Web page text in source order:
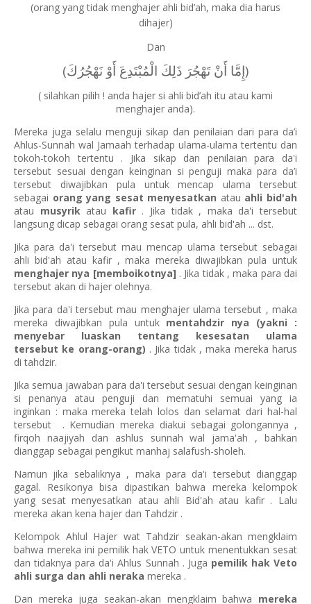
(orang yang tidak menghajer ahli bid’ah, maka dia harus
dihajer)
Dan
(إِمَّا أَنْ تَهْجُرَ ذَلِكَ الْمُبْتَدِعَ أَوْ نَهْجُرُكَ)
( silahkan pilih ! anda hajer si ahli bid’ah itu atau kami
menghajer anda).
Mereka juga selalu menguji sikap dan penilaian dari para da’i
Ahlus-Sunnah wal Jamaah terhadap ulama-ulama tertentu dan
tokoh-tokoh tertentu . Jika sikap dan penilaian para da'i
tersebut sesuai dengan keinginan si penguji maka para da’i
tersebut diwajibkan pula untuk mencap ulama tersebut
sebagai orang yang sesat menyesatkan atau ahli bid'ah
atau musyrikatau kafir. Jika tidak , maka da'i tersebut
langsung dicap sebagai orang sesat pula, ahli bid'ah ... dst.
Jika para da'i tersebut mau mencap ulama tersebut sebagai
ahli bid'ah atau kafir , maka mereka diwajibkan pula untuk
menghajer nya [memboikotnya] . Jika tidak , maka para dai
tersebut akan di hajer olehnya.
Jika para da'i tersebut mau menghajer ulama tersebut , maka
mereka diwajibkan pula untuk mentahdzir nya (yakni :
menyebar luaskan tentang kesesatan ulama
tersebut ke orang-orang) . Jika tidak , maka mereka harus
di tahdzir.
Jika semua jawaban para da'i tersebut sesuai dengan keinginan
si penanya atau penguji dan mematuhi semuai yang ia
inginkan : maka mereka telah lolos dan selamat dari hal-hal
tersebut . Kemudian mereka diakui sebagai golongannya ,
firqoh naajiyah dan ashlus sunnah wal jama'ah , bahkan
dianggap sebagai pengikut manhaj salafush-sholeh.
Namun jika sebaliknya , maka para da'i tersebut dianggap
gagal. Resikonya bisa dipastikan bahwa mereka kelompok
yang sesat menyesatkan atau ahli Bid'ah atau kafir . Lalu
mereka akan kena hajer dan Tahdzir .
Kelompok Ahlul Hajer wat Tahdzir seakan-akan mengklaim
bahwa mereka ini pemilik hak VETO untuk menentukkan sesat
dan tidaknya para da'i Ahlus Sunnah . Juga pemilik hak Veto
ahli surga dan ahli neraka mereka .
Dan mereka juga seakan-akan mengklaim bahwa mereka